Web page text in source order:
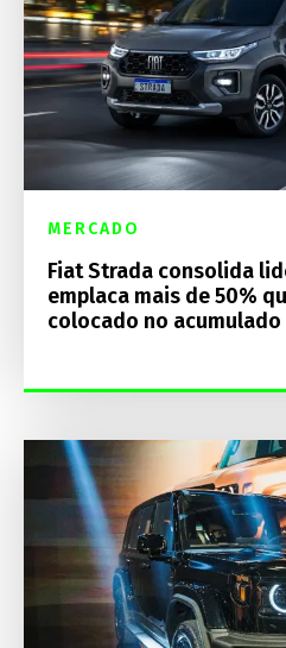
MERCADO
Fiat Strada consolida
emplaca mais de 50%
colocado no acumulado